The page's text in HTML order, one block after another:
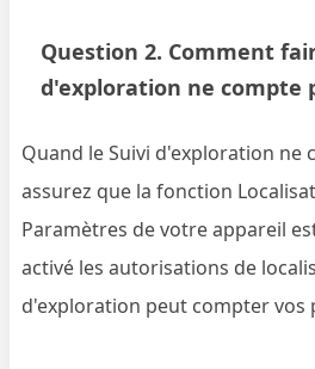
Question 2. Comment
d'exploration ne compte
Quand le Suivi d'exploration ne
assurez que la fonction
Paramètres de votre appareil
activé les autorisations de
d'exploration peut compter vos